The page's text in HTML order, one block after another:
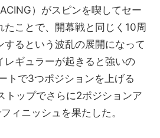
）がスピンを喫してセー
たことで、開幕戦と同じく10周
するという波乱の展開になって
レギュラーが起きると強いの
トで3つポジションを上げる
トップでさらに2ポジションア
ィニッシュを果たした。